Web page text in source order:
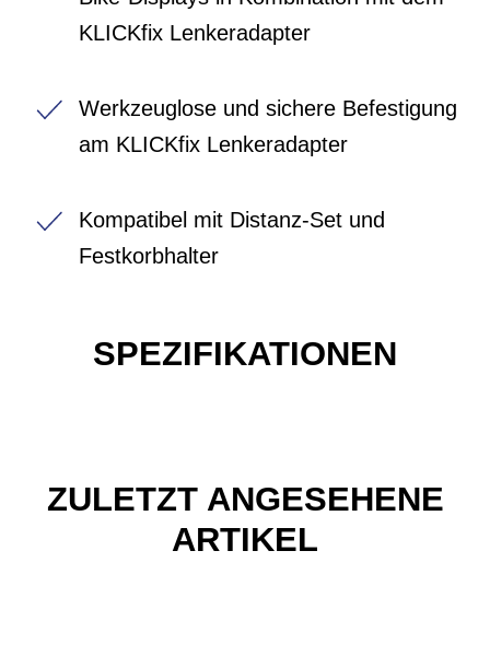
KLICKfix Lenkeradapter
Werkzeuglose und sichere Befestigung
am KLICKfix Lenkeradapter
Kompatibel mit Distanz-Set und
Festkorbhalter
SPEZIFIKATIONEN
ZULETZT ANGESEHENE
ARTIKEL